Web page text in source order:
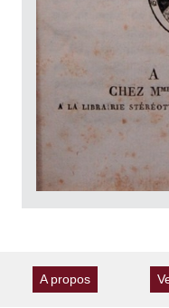
A propos